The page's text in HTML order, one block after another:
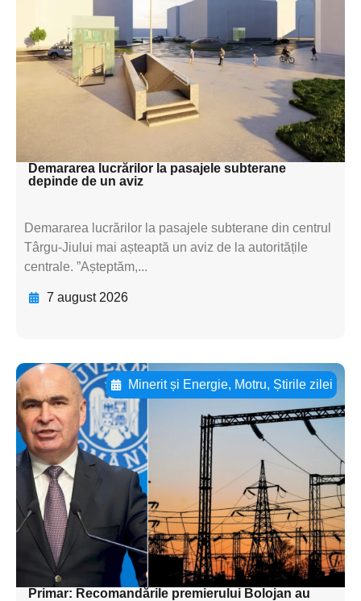
subtitluAdaugă aici
textul pentru
subtitluAdaugă aici
textul pentru
subtitluAdaugă aici
textul pentru subti
Demararea lucrărilor la pasajele subterane
depinde de un aviz
Demararea lucrărilor la pasajele subterane din centrul
Târgu-Jiului mai așteaptă un aviz de la autoritățile
centrale. ”Așteptăm,...
7 august 2026
Minerit și Energie, Motru, Știrile zilei
Adaugă aici textul pentru
subtitluAdaugă aici
textul pentru
subtitluAdaugă aici
textul pentru
subtitluAdaugă aici
textul pentru subti
Primar: Recomandările premierului Bolojan au